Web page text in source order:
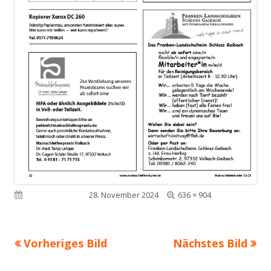
Veröffentlicht am28. November 2024
Volle
636 × 904
Vorheriges Bild Nächstes Bild